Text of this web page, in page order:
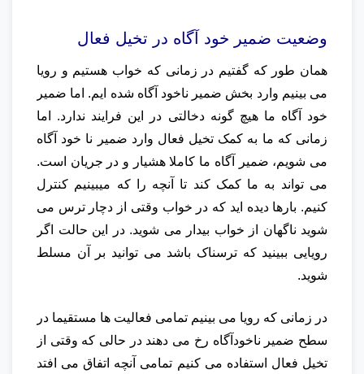
وضعیت ضمیر خود آگاه در تخیل فعال
همان طور که گفتیم در زمانی که خواب هستیم و رویا
می بینیم وارد بخش ضمیر ناخود آگاه شده ایم. اما ضمیر
خود آگاه ما هیچ گونه دخالتی در این فرایند ندارد. اما
زمانی که ما به کمک تخیل فعال وارد ضمیر نا خود آگاه
می شویم، ضمیر آگاه ما کاملا هشیار و در جریان است.
می تواند به ما کمک کند تا آنچه را که میبینیم کنترل
کنیم. بارها دیده اید که در خواب وقتی از دچار ترس می
شوید ناگهان از خواب بیدار می شوید. در این حالت اگر
رویایی ببینید که ترسناک باشد می توانید بر آن مسلط
شوید.
در زمانی که رویا می بینیم تمامی فعالیت ها مستقیما در
سطح ضمیر ناخودآگاه رخ می دهند در حالی که وقتی از
تخیل فعال استفاده می کنیم تمامی آنچه اتفاق می افتد